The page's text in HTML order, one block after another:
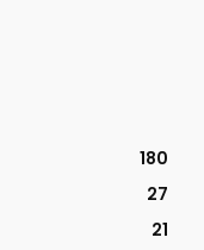
180
27
21